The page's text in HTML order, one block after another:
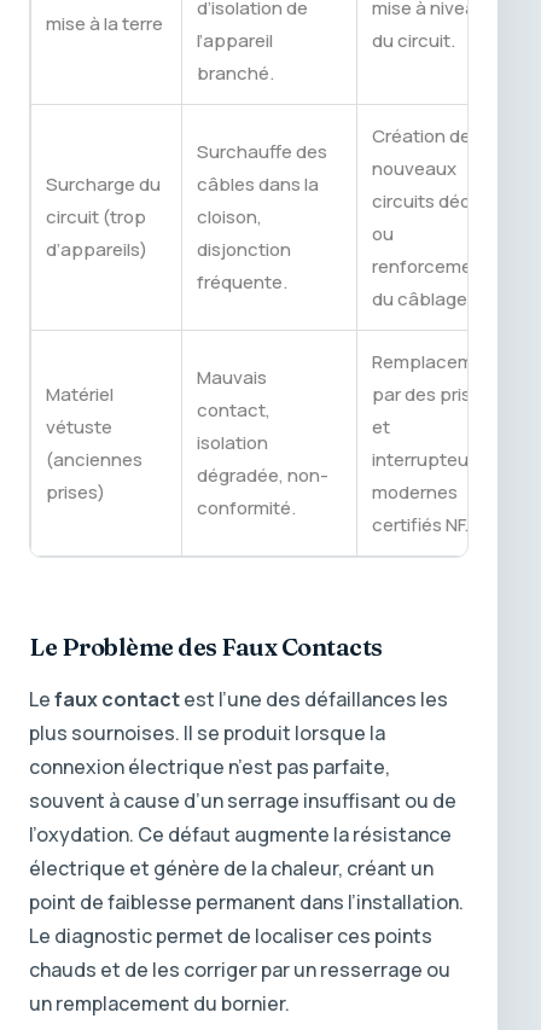
mise à la terre
d’isolation de
l’appareil
branché.
mise à niveau
du circuit.
Surcharge du
circuit (trop
d’appareils)
Surchauffe des
câbles dans la
cloison,
disjonction
fréquente.
Création de
nouveaux
circuits dédiés
ou
renforcement
du câblage.
Matériel
vétuste
(anciennes
prises)
Mauvais
contact,
isolation
dégradée, non-
conformité.
Remplacement
par des prises
et
interrupteurs
modernes
certifiés NF.
Le Problème des Faux Contacts
Lefaux contactest l’une des défaillances les
plus sournoises. Il se produit lorsque la
connexion électrique n’est pas parfaite,
souvent à cause d’un serrage insuffisant ou de
l’oxydation. Ce défaut augmente la résistance
électrique et génère de la chaleur, créant un
point de faiblesse permanent dans l’installation.
Le diagnostic permet de localiser ces points
chauds et de les corriger par un resserrage ou
un remplacement du bornier.